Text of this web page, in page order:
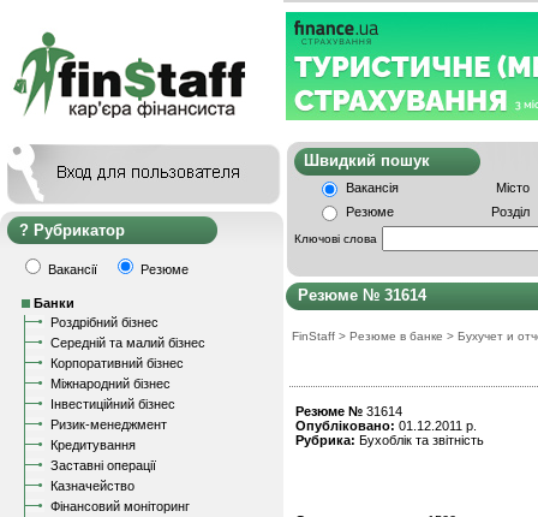
Рубрикатор
Вакансії Резюме
Банки
Роздрібний бізнес
Середній та малий бізнес
Корпоративний бізнес
Міжнародний бізнес
Інвестиційний бізнес
Ризик-менеджмент
Кредитування
Заставні операції
Казначейство
Фінансовий моніторинг
Швидкий
Вакансія
Місто
Резюме
Розділ
Ключові слова
Резюме № 31614
FinStaff > Резюме в банке > Бухучет и
Резюме № 31614
Опубліковано: 01.12.2011 р.
Рубрика: Бухоблік та звітність